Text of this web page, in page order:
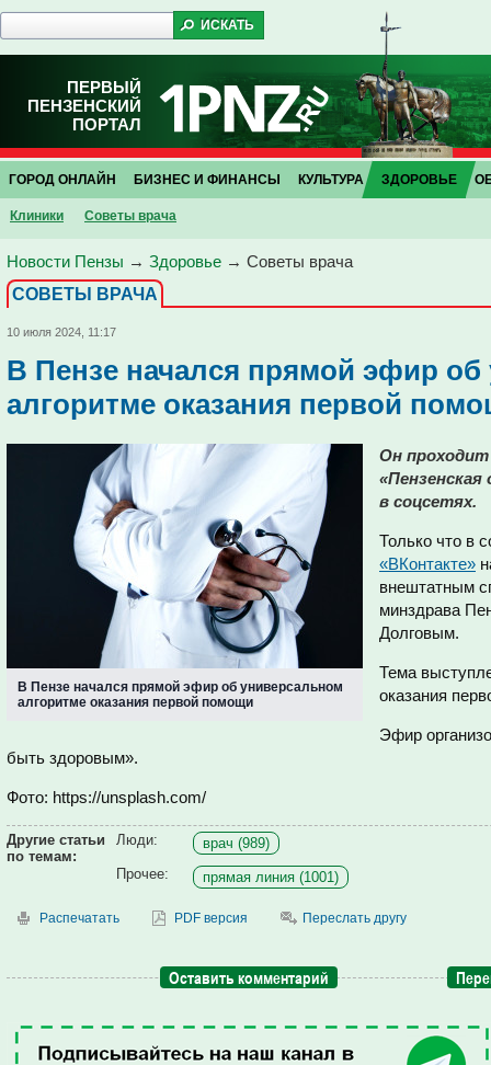
ПЕРВЫЙ
ПЕНЗЕНСКИЙ
ПОРТАЛ
ГОРОД ОНЛАЙН БИЗНЕС И ФИНАНСЫ КУЛЬТУРА ЗДОРОВЬЕ
Клиники Советы врача
Новости Пензы → Здоровье → Советы врача
СОВЕТЫ ВРАЧА
10 июля 2024, 11:17
В Пензе начался прямой эфир
алгоритме оказания первой
В Пензе начался прямой эфир об универсальном
алгоритме оказания первой помощи
Он проходит
в соцсетях.
Только что в
«ВКонтакте»
внештатным
минздрава
Долговым.
Тема
оказания
Эфир
быть здоровым».
Фото: https://unsplash.com/
Другие статьи
по темам:
Люди:
врач (989)
Прочее:
прямая линия (1001)
Распечатать PDF версия Переслать другу
Оставить комментарий